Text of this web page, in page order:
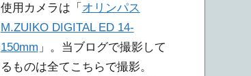
使用カメラは「 オリンパス
M.ZUIKO DIGITAL ED 14-
150mm 」。当ブログで撮影して
るものは全てこちらで撮影。